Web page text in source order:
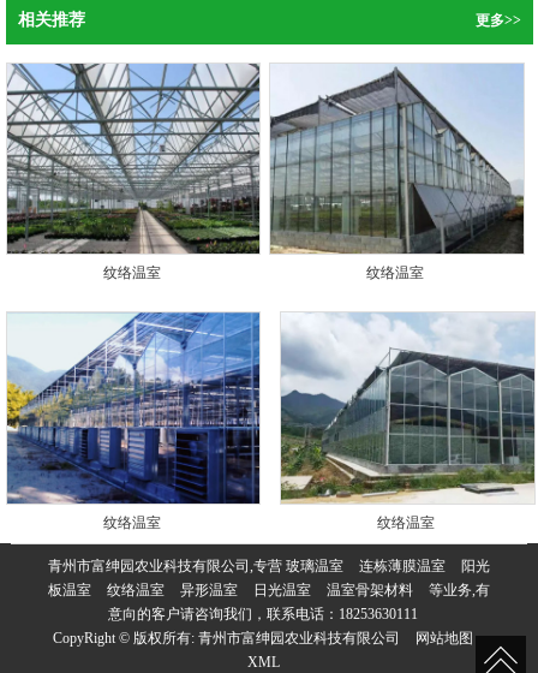
相关推荐 更多>>
纹络温室 纹络温室
纹络温室 纹络温室
青州市富绅园农业科技有限公司,专营 玻璃温室 连栋薄膜温室
阳光
板温室
纹络温室 异形温室 日光温室 温室骨架材料
等业务,有
意向的客户请咨询我们，联系电话： 18253630111
CopyRight © 版权所有: 青州市富绅园农业科技有限公司
网站地图
XML